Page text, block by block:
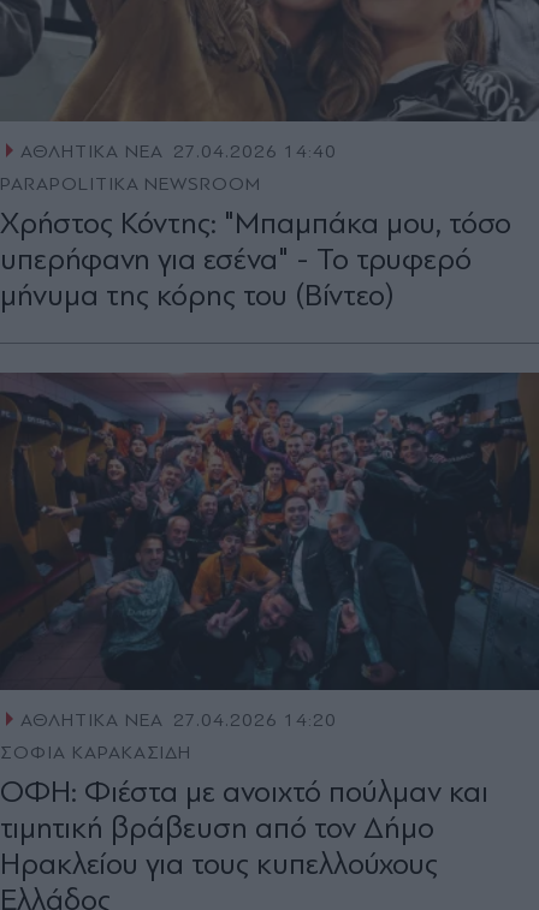
ΑΘΛΗΤΙΚΑ ΝΕΑ
27.04.2026 14:40
PARAPOLITIKA NEWSROOM
Χρήστος Κόντης: "Μπαμπάκα μου, τόσο
υπερήφανη για εσένα" - Το τρυφερό
μήνυμα της κόρης του (Βίντεο)
ΑΘΛΗΤΙΚΑ ΝΕΑ 27.04.2026 14:20
ΣΟΦΙΑ ΚΑΡΑΚΑΣΙΔΗ
OΦΗ: Φιέστα με ανοιχτό πούλμαν και
τιμητική βράβευση από τον Δήμο
Ηρακλείου για τους κυπελλούχους
Ελλάδος